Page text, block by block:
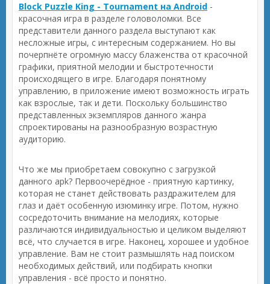
Block Puzzle King - Tournament на Android -
красочная игра в разделе головоломки. Все
представители данного раздела выступают как
несложные игры, с интересным содержанием. Но вы
почерпнёте огромную массу блаженства от красочной
графики, приятной мелодии и быстротечности
происходящего в игре. Благодаря понятному
управлению, в приложение имеют возможность играть
как взрослые, так и дети. Поскольку большинство
представленных экземпляров данного жанра
спроектированы на разнообразную возрастную
аудиторию.
Что же мы приобретаем совокупно с загрузкой
данного apk? Первоочерёдное - приятную картинку,
которая не станет действовать раздражителем для
глаз и даёт особенную изюминку игре. Потом, нужно
сосредоточить внимание на мелодиях, которые
различаются индивидуальностью и целиком выделяют
всё, что случается в игре. Наконец, хорошее и удобное
управление. Вам не стоит размышлять над поиском
необходимых действий, или подбирать кнопки
управления - всё просто и понятно.